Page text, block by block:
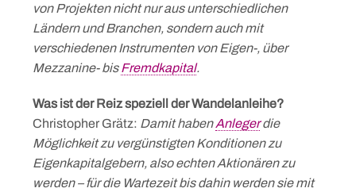
von Projekten nicht nur aus unterschiedlichen
Ländern und Branchen, sondern auch mit
verschiedenen Instrumenten von Eigen-, über
Mezzanine- bisFremdkapital.
Was ist der Reiz speziell der Wandelanleihe?
Christopher Grätz: Damit habenAnlegerdie
Möglichkeit zu vergünstigten Konditionen zu
Eigenkapitalgebern, also echten Aktionären zu
werden – für die Wartezeit bis dahin werden sie mit